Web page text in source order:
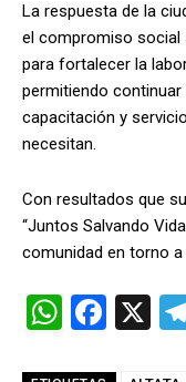
La respuesta de la
el compromiso social
para fortalecer la
permitiendo
capacitación y
necesitan.
Con resultados que
“Juntos Salvando
comunidad en torno
W F
X